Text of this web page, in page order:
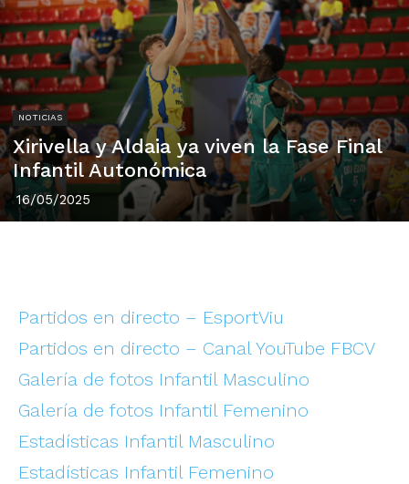
NOTICIAS
Xirivella y Aldaia ya viven la Fase Final
Infantil Autonómica
16/05/2025
Partidos en directo – EsportViu
Partidos en directo – Canal YouTube FBCV
Galería de fotos Infantil Masculino
Galería de fotos Infantil Femenino
Estadísticas Infantil Masculino
Estadísticas Infantil Femenino